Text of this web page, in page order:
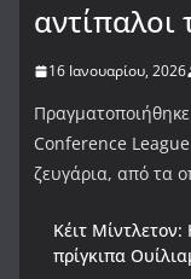
αντίπαλοι
16 Ιανουαρίου, 2026
Conference
ζευγάρια, από τα
Κέιτ
πρίγκιπα